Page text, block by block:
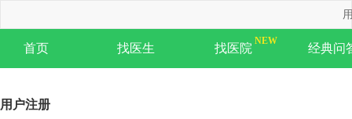
首页 找医生 找医院 经典问
用户注册